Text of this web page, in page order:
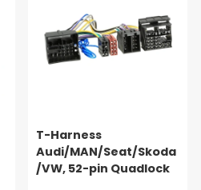
T-Harness
Audi/MAN/Seat/Skoda
/VW, 52-pin Quadlock